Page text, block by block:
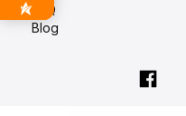
FAQ
Blog